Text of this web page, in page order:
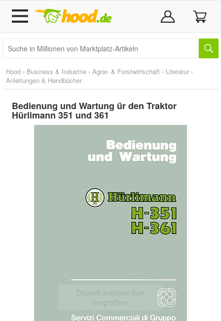
Hood › Business & Industrie › Agrar- & Forstwirtschaft › Literatur ›
Anleitungen & Handbücher
Bedienung und Wartung ür den Traktor
Hürlimann 351 und 361
Doppelt antippen zum
vergrößern